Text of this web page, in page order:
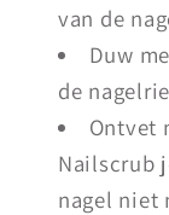
van de
Duw
de
Ontvet
Nailscrub
nagel niet